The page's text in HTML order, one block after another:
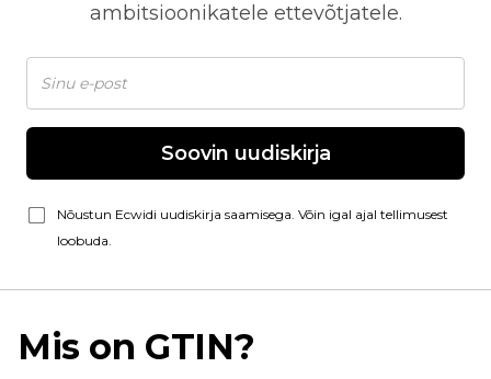
ambitsioonikatele ettevõtjatele.
Soovin uudiskirja
Nõustun Ecwidi uudiskirja saamisega. Võin igal ajal tellimusest
loobuda.
Mis on GTIN?